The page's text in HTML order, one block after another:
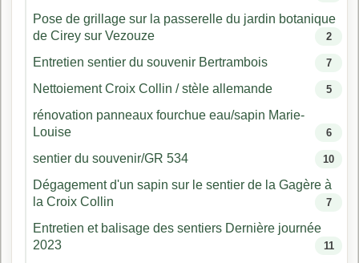
Pose de grillage sur la passerelle du jardin botanique
de Cirey sur Vezouze
2
Entretien sentier du souvenir Bertrambois 7
Nettoiement Croix Collin / stèle allemande 5
rénovation panneaux fourchue eau/sapin Marie-
Louise
6
sentier du souvenir/GR 534 10
Dégagement d'un sapin sur le sentier de la Gagère à
la Croix Collin
7
Entretien et balisage des sentiers Dernière journée
2023
11